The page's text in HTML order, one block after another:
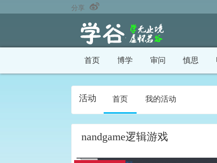
分享
首页 博学 审问 慎思
活动 首页 我的活动
nandgame逻辑游戏